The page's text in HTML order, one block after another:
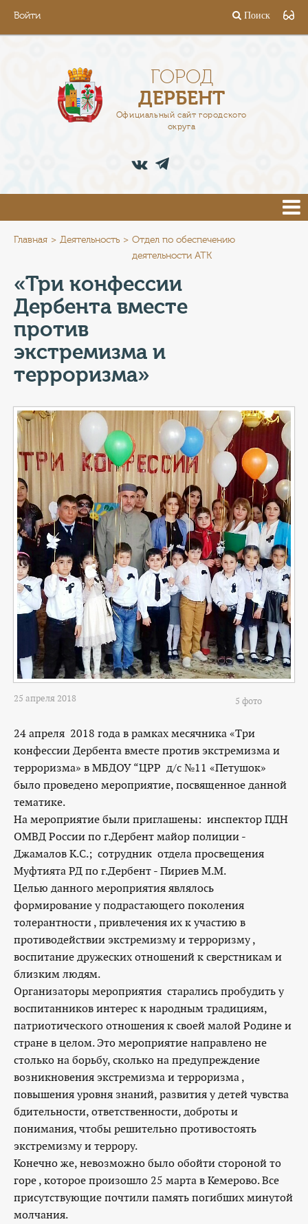
Войти Поиск
ГОРОД
ДЕРБЕНТ
Официальный сайт городского
округа
АДМИНИСТРАЦИЯ
ПРЕСС-ЦЕНТР
ТУРИСТАМ
КОНТАКТЫ
ТАРИФЫ
ГЕРОИ Z
КАТАЛОГ УСЛУГ
СЛУЖБА ПО КОНТРАКТУ
Главная Деятельность
Отдел по обеспечению
деятельности АТК
«Три конфессии
Дербента вместе
против
экстремизма и
терроризма»
25 апреля 2018 5 фото
24 апреля 2018 года в рамках месячника «Три
конфессии Дербента вместе против экстремизма и
терроризма» в МБДОУ “ЦРР д/с №11 «Петушок»
было проведено мероприятие, посвященное данной
тематике.
На мероприятие были приглашены: инспектор ПДН
ОМВД России по г.Дербент майор полиции -
Джамалов К.С.; сотрудник отдела просвещения
Муфтията РД по г.Дербент - Пириев М.М.
Целью данного мероприятия являлось
формирование у подрастающего поколения
толерантности , привлечения их к участию в
противодействии экстремизму и терроризму ,
воспитание дружеских отношений к сверстникам и
близким людям.
Организаторы мероприятия старались пробудить у
воспитанников интерес к народным традициям,
патриотического отношения к своей малой Родине и
стране в целом. Это мероприятие направлено не
столько на борьбу, сколько на предупреждение
возникновения экстремизма и терроризма ,
повышения уровня знаний, развития у детей чувства
бдительности, ответственности, доброты и
понимания, чтобы решительно противостоять
экстремизму и террору.
Конечно же, невозможно было обойти стороной то
горе , которое произошло 25 марта в Кемерово. Все
присутствующие почтили память погибших минутой
молчания.